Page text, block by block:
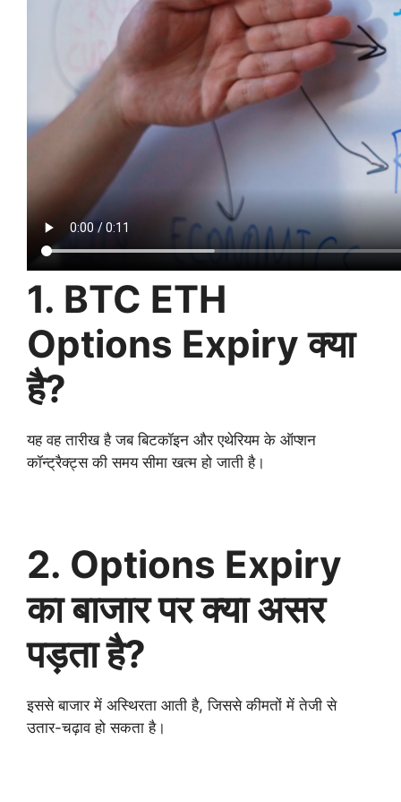
1. BTC ETH
Options Expiry क्या
है?
यह वह तारीख है जब बिटकॉइन और एथेरियम के ऑप्शन
कॉन्ट्रैक्ट्स की समय सीमा खत्म हो जाती है।
2. Options Expiry
का बाजार पर क्या असर
पड़ता है?
इससे बाजार में अस्थिरता आती है, जिससे कीमतों में तेजी से
उतार-चढ़ाव हो सकता है।